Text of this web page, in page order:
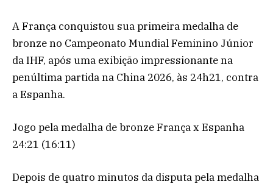
A França conquistou sua primeira medalha de
bronze no Campeonato Mundial Feminino Júnior
da IHF, após uma exibição impressionante na
penúltima partida na China 2026, às 24h21, contra
a Espanha.
Jogo pela medalha de bronze França x Espanha
24:21 (16:11)
Depois de quatro minutos da disputa pela medalha